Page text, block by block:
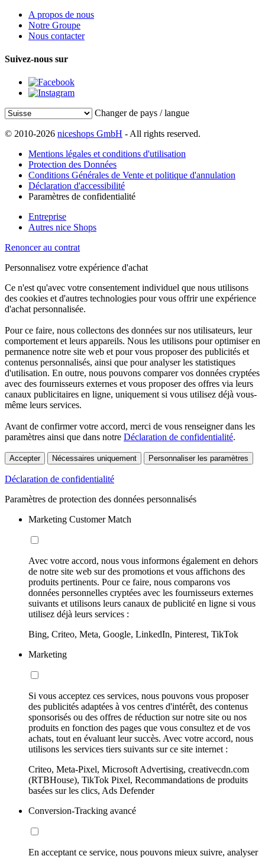
A propos de nous
Notre Groupe
Nous contacter
Suivez-nous sur
Changer de pays / langue
© 2010-2026 niceshops GmbH - All rights reserved.
Mentions légales et conditions d'utilisation
Protection des Données
Conditions Générales de Vente et politique d'annulation
Déclaration d'accessibilité
Paramètres de confidentialité
Entreprise
Autres nice Shops
Renoncer au contrat
Personnalisez votre expérience d'achat
Ce n'est qu'avec votre consentement individuel que nous utilisons
des cookies et d'autres technologies pour vous offrir une expérience
d'achat personnalisée.
Pour ce faire, nous collectons des données sur nos utilisateurs, leur
comportement et leurs appareils. Nous les utilisons pour optimiser en
permanence notre site web et pour vous proposer des publicités et
contenus personnalisés, ainsi que pour analyser les statistiques
d'utilisation. En outre, nous pouvons comparer vos données cryptées
avec des fournisseurs externes et vous proposer des offres via leurs
canaux publicitaires en ligne, uniquement si vous utilisez déjà vous-
même leurs services.
Avant de confirmer votre accord, merci de vous renseigner dans les
paramètres ainsi que dans notre Déclaration de confidentialité.
Accepter Nécessaires uniquement Personnaliser les paramètres
Déclaration de confidentialité
Paramètres de protection des données personnalisés
Marketing Customer Match
Avec votre accord, nous vous informons également en dehors
de notre site web sur des promotions et vous affichons des
produits pertinents. Pour ce faire, nous comparons vos
données personnelles cryptées avec les fournisseurs externes
suivants et utilisons leurs canaux de publicité en ligne si vous
utilisez déjà leurs services :
Bing, Criteo, Meta, Google, LinkedIn, Pinterest, TikTok
Marketing
Si vous acceptez ces services, nous pouvons vous proposer
des publicités adaptées à vos centres d'intérêt, des contenus
sponsorisés ou des offres de réduction sur notre site ou nos
produits en fonction des pages que vous consultez et de vos
achats, tout en évaluant leur succès. Avec votre accord, nous
utilisons les services tiers suivants sur ce site internet :
Criteo, Meta-Pixel, Microsoft Advertising, creativecdn.com
(RTBHouse), TikTok Pixel, Recommandations de produits
basées sur les clics, Ads Defender
Conversion-Tracking avancé
En acceptant ce service, nous pouvons mieux suivre, analyser